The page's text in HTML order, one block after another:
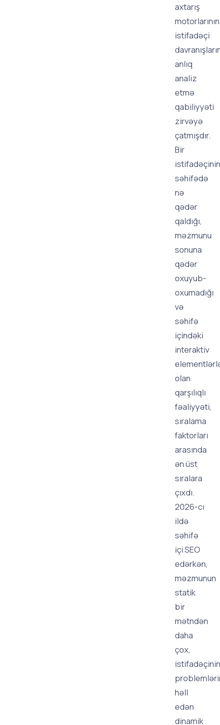
axtarış
motorlarının
istifadəçi
anlıq
analiz
etmə
qabiliyyəti
zirvəyə
çatmışdır.
Bir
istifadəçinin
səhifədə
nə
qədər
qaldığı,
məzmunu
sonuna
qədər
oxuyub-
oxumadığı
və
səhifə
içindəki
interaktiv
olan
qarşılıqlı
fəaliyyəti,
sıralama
faktorları
arasında
ən üst
sıralara
çıxdı.
2026-cı
ildə
səhifə
içi SEO
edərkən,
məzmunun
statik
bir
mətndən
daha
çox,
istifadəçinin
həll
edən
dinamik